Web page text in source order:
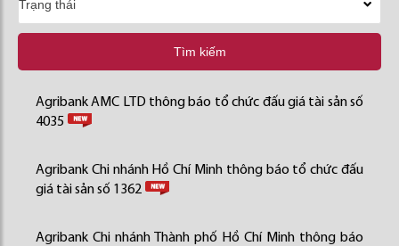
Tìm kiếm
Agribank AMC LTD thông báo tổ chức đấu giá tài sản số
4035
Agribank Chi nhánh Hồ Chí Minh thông báo tổ chức đấu
giá tài sản số 1362
Agribank Chi nhánh Thành phố Hồ Chí Minh thông báo